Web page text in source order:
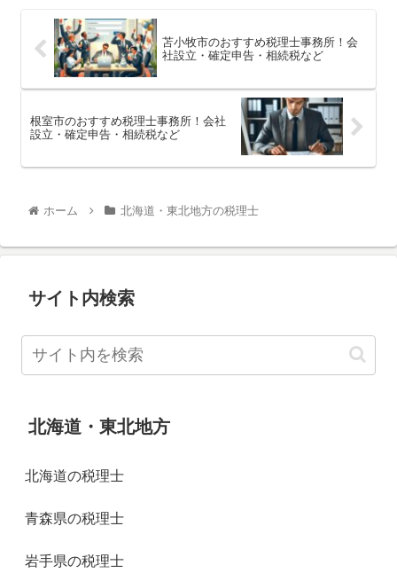
苫小牧市のおすすめ税理士事務所！会
社設立・確定申告・相続税など
根室市のおすすめ税理士事務所！会社
設立・確定申告・相続税など
ホーム 北海道・東北地方の税理士
サイト内検索
北海道・東北地方
北海道の税理士
青森県の税理士
岩手県の税理士